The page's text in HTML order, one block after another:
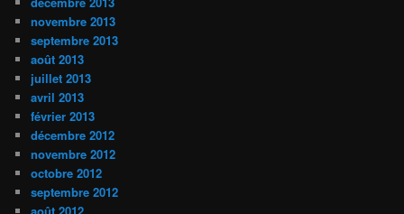
novembre 2013
septembre 2013
août 2013
juillet 2013
avril 2013
février 2013
décembre 2012
novembre 2012
octobre 2012
septembre 2012
août 2012